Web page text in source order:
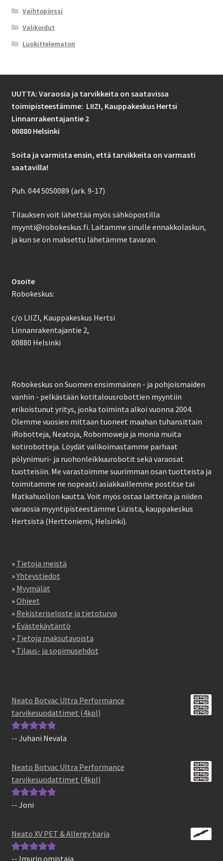
Vaihtopörssi
Valikoidut
Luokittelematon
UUTTA: Varaosia ja tarvikkeita on saatavissa
toimipisteestämme: LIIZI, Kauppakeskus Hertsi
Linnanrakentajantie 2
00880 Helsinki
Soita ja varmista ensin, että tarvikkeita on varmasti
saatavilla!
Puh. 044 5050089 (ark. 9-17)
Tilauksen voit lähettää myös sähköpostilla
myynti@robokeskus.fi. Laitamme sinulle ennakkolaskun,
ja kun se on maksettu lähetämme tavaran.
Osoite
Robokeskus:
c/o LIIZI, Kauppakeskus Hertsi
Linnanrakentajantie 2,
00880 Helsinki
Robokeskus on Suomen ensimmäinen - ja pohjoismaiden
vanhin - pelkästään kotitalousrobottien myyntiin
erikoistunut yritys, jonka toiminta alkoi vuonna 2004.
Olemme vuosien mittaan tuoneet maahan tuhansittain
iRobotteja, Neatoja, Robomoweja ja monia muita
kotirobotteja. Löydät valikoimastamme parhaat
pölynimuri- ja ruohonleikkuurobotit sekä varaosat
tuotteisiin. Me varastoimme suurimman osan tuotteista ja
toimitamme ne nopeasti asiakkaillemme postitse tai
Matkahuollon kautta. Voit myös ostaa laitteita ja niiden
varaosia myyntipisteestämme Liizista, kauppakeskus
Hertsistä (Herttoniemi, Helsinki).
» Tietoja meistä
»Yhteystiedot
» Myymälät
»Ohjeet
» Rekisteriseloste ja tietoturva
» Evästekäytäntö
» Tietoja maksutavoista
» Tilaus- ja sopimusehdot
Neato Botvac Ultra Performance
tarvikesuodattimet (4kpl)
Arvostelu
-- Juhani Nevala
Neato Botvac Ultra Performance
tarvikesuodattimet (4kpl)
Arvostelu
-- Joni
Neato XV PET & Allergy harja
Arvostelu
-- Imurin omistaja